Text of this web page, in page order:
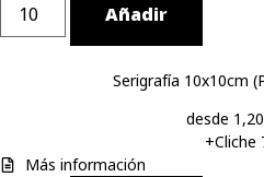
Añadir
Serigrafía 10x10cm
desde
+Cliche
Más información